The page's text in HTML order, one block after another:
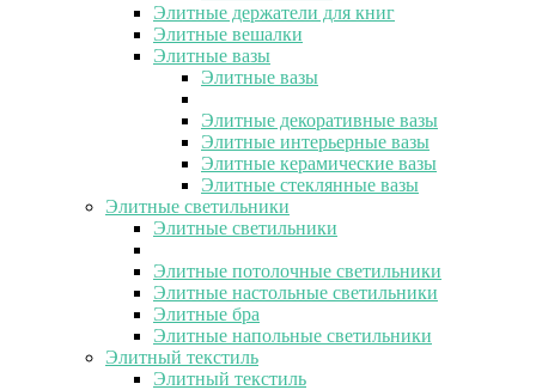
Элитные держатели для книг
Элитные вешалки
Элитные вазы
Элитные вазы
Элитные декоративные вазы
Элитные интерьерные вазы
Элитные керамические вазы
Элитные стеклянные вазы
Элитные светильники
Элитные светильники
Элитные потолочные светильники
Элитные настольные светильники
Элитные бра
Элитные напольные светильники
Элитный текстиль
Элитный текстиль